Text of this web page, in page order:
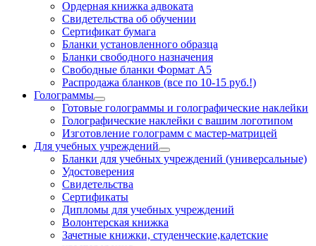
Ордерная книжка адвоката
Свидетельства об обучении
Сертификат бумага
Бланки установленного образца
Бланки свободного назначения
Свободные бланки Формат А5
Распродажа бланков (все по 10-15 руб.!)
Голограммы
Готовые голограммы и голографические наклейки
Голографические наклейки с вашим логотипом
Изготовление голограмм с мастер-матрицей
Для учебных учреждений
Бланки для учебных учреждений (универсальные)
Удостоверения
Свидетельства
Сертификаты
Дипломы для учебных учреждений
Волонтерская книжка
Зачетные книжки, студенческие,кадетские